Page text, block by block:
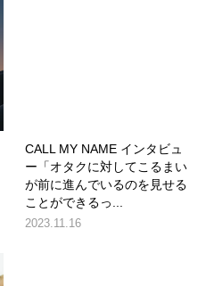
CALL MY NAME インタビュ
ー「オタクに対してこるまい
が前に進んでいるのを見せる
ことができるっ...
2023.11.16